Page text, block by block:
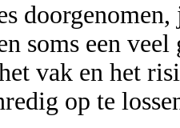
soms een
vak en het
op te